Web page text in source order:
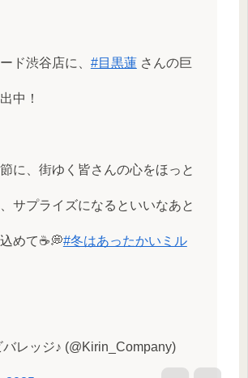
ド渋谷店に、 #目黒蓮さんの巨
中！
に、街ゆく皆さんの心をほっと
サプライズになるといいなあと
めて☕💭#冬はあったかいミル
レッジ♪ (@Kirin_Company)